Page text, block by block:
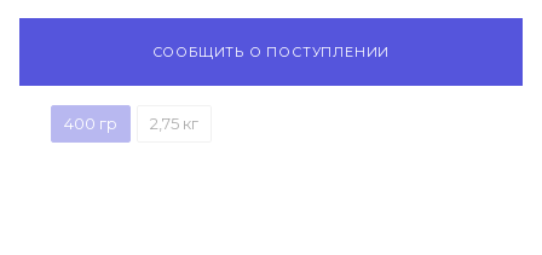
СООБЩИТЬ О ПОСТУПЛЕНИИ
400 гр 2,75 кг